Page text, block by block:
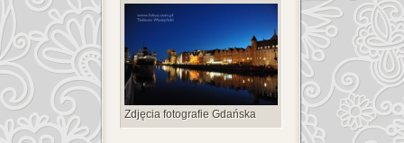
Zdjęcia fotografie Gdańska